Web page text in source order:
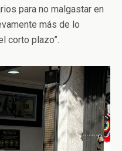
para no malgastar en
más de lo
corto plazo”.